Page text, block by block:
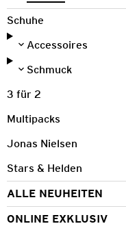
Schuhe
Accessoires
Schmuck
3 für 2
Multipacks
Jonas Nielsen
Stars & Helden
ALLE NEUHEITEN
ONLINE EXKLUSIV